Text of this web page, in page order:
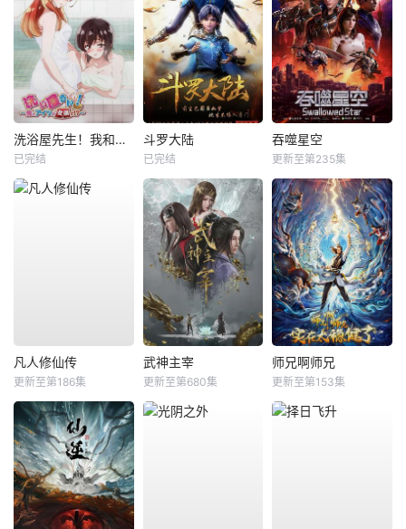
洗浴屋先生！我和那家伙在女浴池！？
已完结
斗罗大陆
已完结
吞噬星空
更新至第235集
凡人修仙传
更新至第186集
武神主宰
更新至第680集
师兄啊师兄
更新至第153集